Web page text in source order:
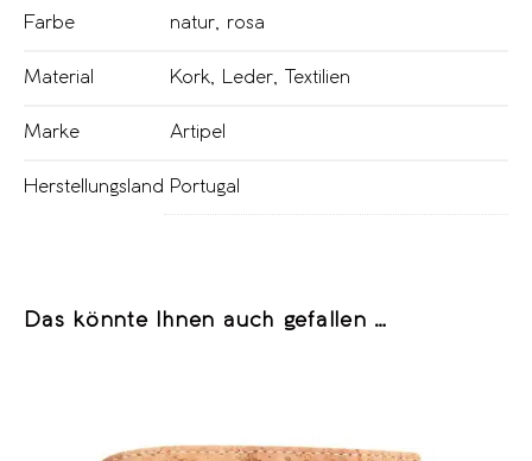
Farbe natur rosa
Material Kork Leder Textilien
Marke Artipel
Herstellungsland Portugal
Das könnte Ihnen auch gefallen …